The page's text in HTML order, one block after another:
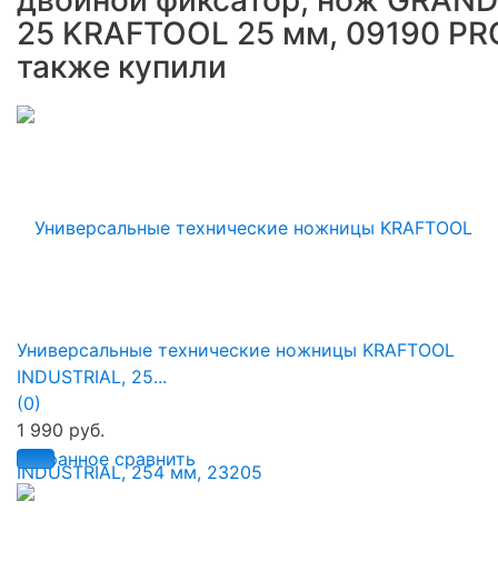
25 KRAFTOOL 25 мм, 09190
также купили
избранное сравнить
Универсальные технические ножницы KRAFTOOL
INDUSTRIAL, 25...
(0)
1 990 руб.